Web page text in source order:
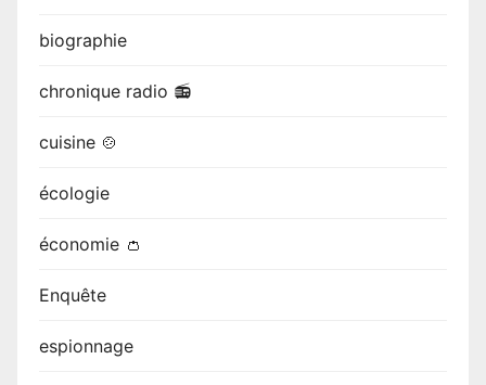
biographie
chronique radio 📻
cuisine 🍲
écologie
économie 👛
Enquête
espionnage